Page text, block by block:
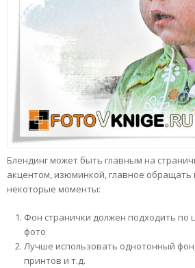
Блендинг может быть главным на
акцентом, изюминкой, главное обращать
некоторые моменты:
Фон странички должен подходить по
фото
Лучше использовать однотонный
принтов и т.д.